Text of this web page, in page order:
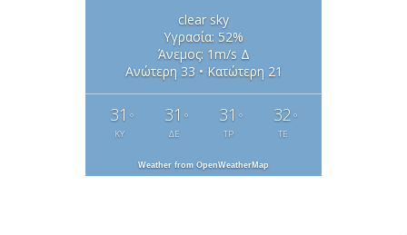
clear sky
Υγρασία: 52%
Άνεμος: 1m/s Δ
Ανώτερη 33 • Κατώτερη 21
31 °
ΚΥ
31 °
ΔΕ
31 °
ΤΡ
32 °
ΤΕ
Weather from OpenWeatherMap